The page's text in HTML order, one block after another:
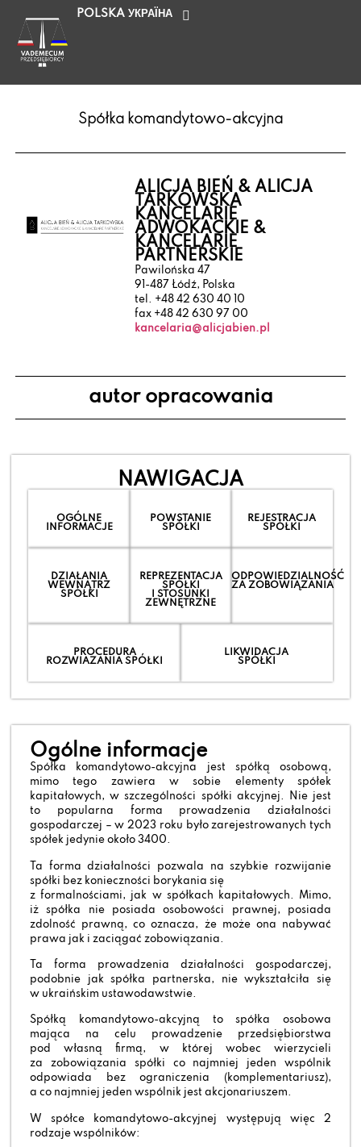
POLSKA УКРАЇНА
Spółka komandytowo-akcyjna
ALICJA BIEŃ & ALICJA
TARKOWSKA
KANCELARIE
ADWOKACKIE &
KANCELARIE
PARTNERSKIE
Pawilońska 47
91-487 Łódź, Polska
tel. +48 42 630 40 10
fax +48 42 630 97 00
kancelaria@alicjabien.pl
autor opracowania
NAWIGACJA
OGÓLNE
INFORMACJE
POWSTANIE
SPÓŁKI
REJESTRACJA
SPÓŁKI
DZIAŁANIA
WEWNĄTRZ
SPÓŁKI
REPREZENTACJA
SPÓŁKI
I STOSUNKI
ZEWNĘTRZNE
ODPOWIEDZIALNOŚĆ
ZA ZOBOWIĄZANIA
PROCEDURA
ROZWIAZANIA SPÓŁKI
LIKWIDACJA
SPÓŁKI
Ogólne informacje
Spółka komandytowo-akcyjna jest spółką osobową,
mimo tego zawiera w sobie elementy spółek
kapitałowych, w szczególności spółki akcyjnej. Nie jest
to popularna forma prowadzenia działalności
gospodarczej – w 2023 roku było zarejestrowanych tych
spółek jedynie około 3400.
Ta forma działalności pozwala na szybkie rozwijanie
spółki bez konieczności borykania się
z formalnościami, jak w spółkach kapitałowych. Mimo,
iż spółka nie posiada osobowości prawnej, posiada
zdolność prawną, co oznacza, że może ona nabywać
prawa jak i zaciągać zobowiązania.
Ta forma prowadzenia działalności gospodarczej,
podobnie jak spółka partnerska, nie wykształciła się
w ukraińskim ustawodawstwie.
Spółką komandytowo-akcyjną to spółka osobowa
mająca na celu prowadzenie przedsiębiorstwa
pod własną firmą, w której wobec wierzycieli
za zobowiązania spółki co najmniej jeden wspólnik
odpowiada bez ograniczenia (komplementariusz),
a co najmniej jeden wspólnik jest akcjonariuszem.
W spółce komandytowo-akcyjnej występują więc 2
rodzaje wspólników: